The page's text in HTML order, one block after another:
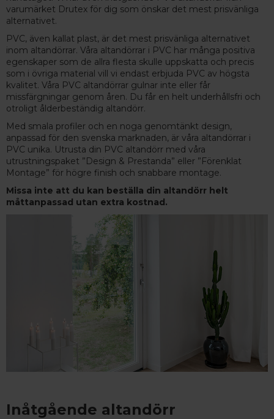
varumärket Drutex för dig som önskar det mest prisvänliga
alternativet.
PVC, även kallat plast, är det mest prisvänliga alternativet
inom altandörrar. Våra altandörrar i PVC har många positiva
egenskaper som de allra flesta skulle uppskatta och precis
som i övriga material vill vi endast erbjuda PVC av högsta
kvalitet. Våra PVC altandörrar gulnar inte eller får
missfärgningar genom åren. Du får en helt underhållsfri och
otroligt ålderbeständig altandörr.
Med smala profiler och en noga genomtänkt design,
anpassad för den svenska marknaden, är våra altandörrar i
PVC unika. Utrusta din PVC altandörr med våra
utrustningspaket ”Design & Prestanda” eller ”Förenklat
Montage” för högre finish och snabbare montage.
Missa inte att du kan beställa din altandörr helt
måttanpassad utan extra kostnad.
Inåtgående altandörr